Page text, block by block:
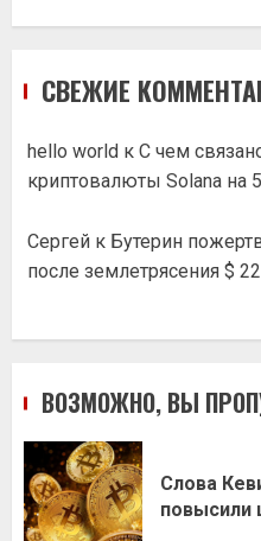
СВЕЖИЕ
hello world к С чем
криптовалюты Solana на
Сергей к Бутерин
после землетрясения $
ВОЗМОЖНО, ВЫ
Слова
повысили